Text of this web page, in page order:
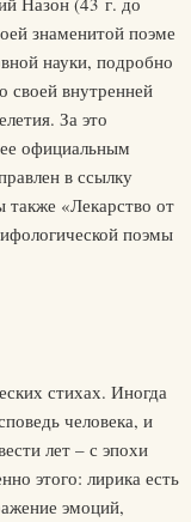
знаменитой поэме
науки, подробно
своей внутренней
За это
официальным
в ссылку
«Лекарство от
поэмы
стихах. Иногда
человека, и
лет – с эпохи
этого: лирика есть
эмоций,